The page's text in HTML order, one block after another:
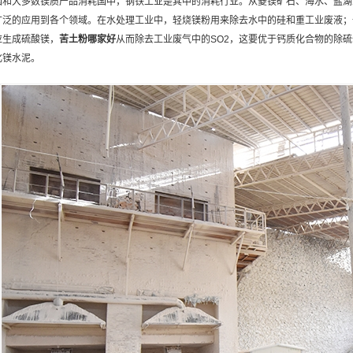
泛的应用到各个领域。在水处理工业中，轻烧镁粉用来除去水中的硅和重工业废液
成硫酸镁， 苦土粉哪家好从而除去工业废气中的SO2，这要优于钙质化合物的除
水泥。